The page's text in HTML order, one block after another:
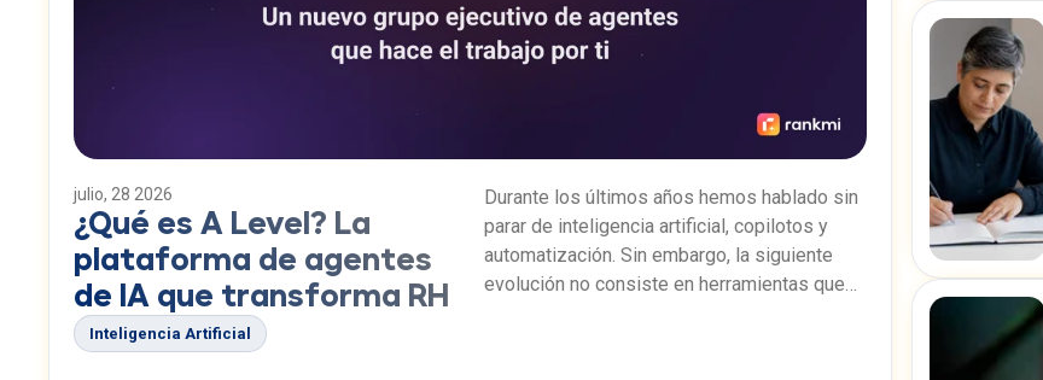
julio, 28 2026
¿Qué es A Level? La
plataforma de agentes
de IA que transforma RH
Inteligencia Artificial
Durante los últimos años hemos hablado sin
parar de inteligencia artificial, copilotos y
automatización. Sin embargo, la siguiente
evolución no consiste en herramientas que